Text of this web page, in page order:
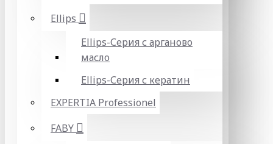
Ellips
Ellips-Серия с арганово
масло
Ellips-Серия с кератин
EXPERTIA Professionel
FABY